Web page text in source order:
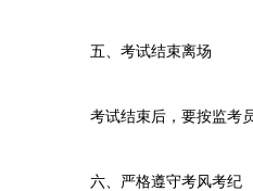
五、考试结束离场
考试结束后，要按监考员
六、严格遵守考风考纪